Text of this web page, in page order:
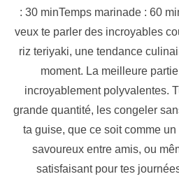
: 30 minTemps marinade : 60
veux te parler des incroyables
riz teriyaki, une tendance
moment. La meilleure
incroyablement polyvalentes.
grande quantité, les congeler
ta guise, que ce soit comme
savoureux entre amis, ou
satisfaisant pour tes